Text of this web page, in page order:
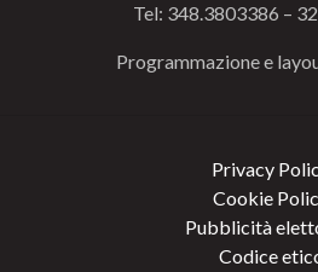
Tel: 348.3803386 –
Programmazione e
Privacy
Cookie
Pubblicità
Codice